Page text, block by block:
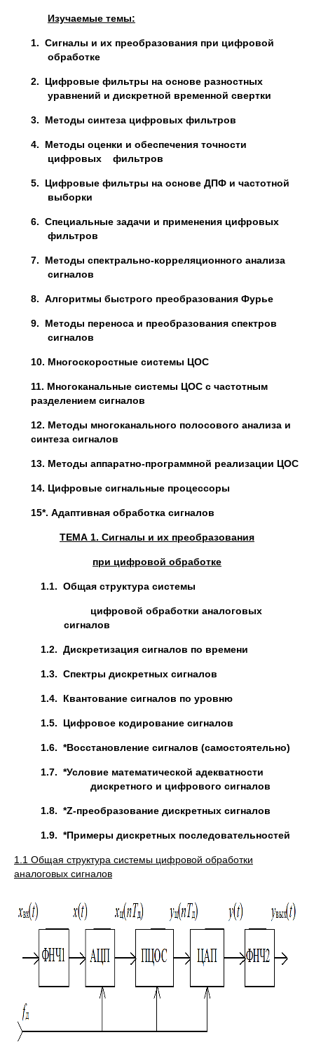
Изучаемые темы:
1. Сигналы и их преобразования при цифровой
обработке
2. Цифровые фильтры на основе разностных
уравнений и дискретной временной свертки
3. Методы синтеза цифровых фильтров
4. Методы оценки и обеспечения точности
цифровых фильтров
5. Цифровые фильтры на основе ДПФ и частотной
выборки
6. Специальные задачи и применения цифровых
фильтров
7. Методы спектрально-корреляционного анализа
сигналов
8. Алгоритмы быстрого преобразования Фурье
9. Методы переноса и преобразования спектров
сигналов
10. Многоскоростные системы ЦОС
11. Многоканальные системы ЦОС с частотным
разделением сигналов
12. Методы многоканального полосового анализа и
синтеза сигналов
13. Методы аппаратно-программной реализации ЦОС
14. Цифровые сигнальные процессоры
15*. Адаптивная обработка сигналов
ТЕМА 1. Сигналы и их преобразования
при цифровой обработке
1.1. Общая структура системы
цифровой обработки аналоговых
сигналов
1.2. Дискретизация сигналов по времени
1.3. Спектры дискретных сигналов
1.4. Квантование сигналов по уровню
1.5. Цифровое кодирование сигналов
1.6. *Восстановление сигналов (самостоятельно)
1.7. *Условие математической адекватности
дискретного и цифрового сигналов
1.8. *Z-преобразование дискретных сигналов
1.9. *Примеры дискретных последовательностей
1.1 Общая структура системы цифровой обработки
аналоговых сигналов